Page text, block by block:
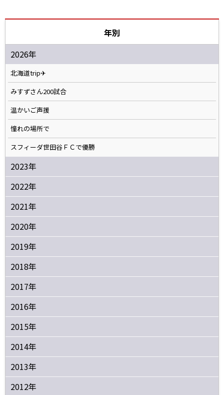
年別
2026年
北海道trip✈
みすずさん200試合
温かいご声援
憧れの場所で
スフィーダ世田谷ＦＣで優勝
2023年
2022年
2021年
2020年
2019年
2018年
2017年
2016年
2015年
2014年
2013年
2012年